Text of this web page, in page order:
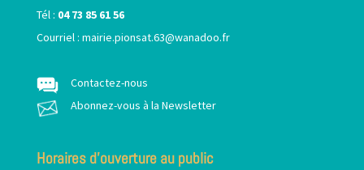
Tél : 04 73 85 61 56
Courriel : mairie.pionsat.63@wanadoo.fr
Contactez-nous
Abonnez-vous à la Newsletter
Horaires d’ouverture au public